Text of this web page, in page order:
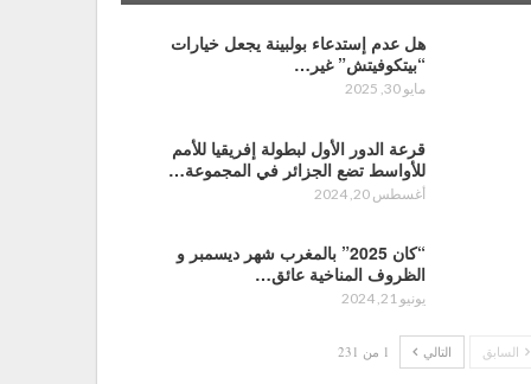
هل عدم إستدعاء بولبينة يجعل خيارات
“بيتكوفيتش” غير…
مايو 30, 2025
قرعة الدور الأول لبطولة إفريقيا للأمم
للأواسط تضع الجزائر في المجموعة…
أغسطس 20, 2024
“كان 2025” بالمغرب شهر ديسمبر و
الظروف المناخية عائق…
يونيو 21, 2024
السابق التالي 1 من 231